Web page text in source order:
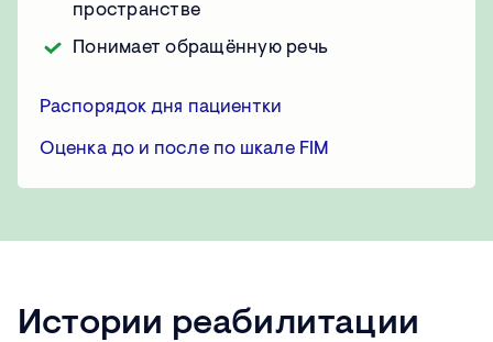
пространстве
Понимает обращённую речь
Распорядок дня пациентки
Оценка до и после по шкале FIM
Истории реабилитации